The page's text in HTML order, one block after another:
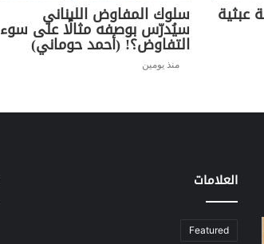
عبثية سلوك المفاوض اللبناني
سيُدرّس بوصفه مثالًا على سوء
التفاوض؟! (أحمد حوماني)
منذ يومين
العلامات
Featured